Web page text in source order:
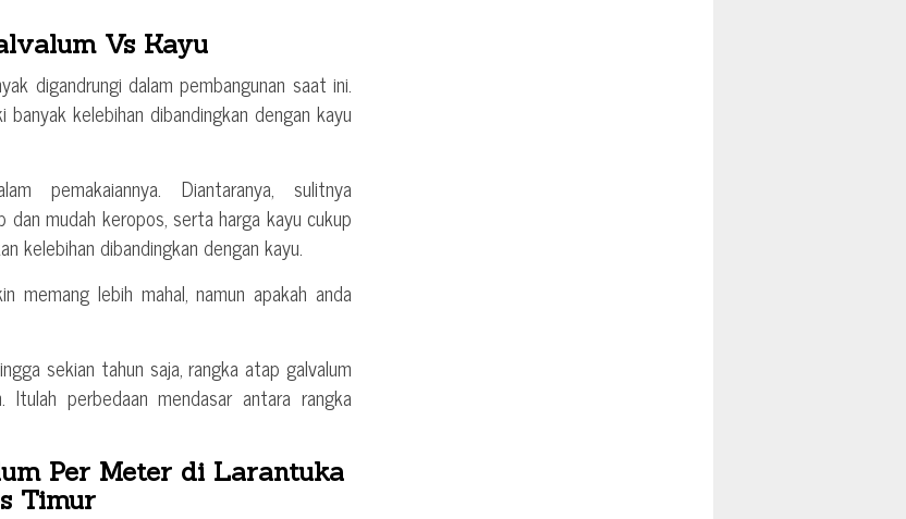
Vs Kayu
digandrungi dalam pembangunan saat ini.
kelebihan dibandingkan dengan kayu
pemakaiannya. Diantaranya, sulitnya
mudah keropos, serta harga kayu cukup
kelebihan dibandingkan dengan kayu.
memang lebih mahal, namun apakah anda
sekian tahun saja, rangka atap galvalum
perbedaan mendasar antara rangka
Per Meter di Larantuka
Timur